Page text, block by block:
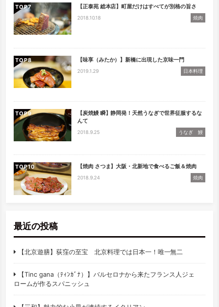
TOP 【正泰苑 総本店】町屋だけはすべてが別格の旨さ
2018.10.18 焼肉
TOP 【味享（みたか）】新橋に出現した京味一門
2019.1.29 日本料理
TOP
【炭焼鰻 瞬】静岡発！天然うなぎで世界征服するな
んて
2018.9.25 うなぎ 鰻
TOP 【焼肉 さつま】大阪・北新地で食べるご飯＆焼肉
2018.9.24 焼肉
最近の投稿
【北京遊膳】荻窪の至宝 北京料理では日本一！唯一無二
【Tinc gana（ﾃｨﾝｶﾞﾅ）】バルセロナから来たフランス人ジェ
ロームが作るスパニッシュ